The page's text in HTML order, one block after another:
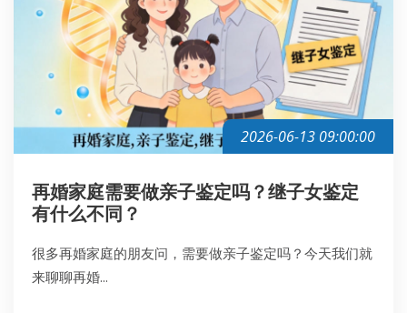
2026-06-13 09:00:00
再婚家庭需要做亲子鉴定吗？继子女鉴定
有什么不同？
很多再婚家庭的朋友问，需要做亲子鉴定吗？今天我们就
来聊聊再婚...